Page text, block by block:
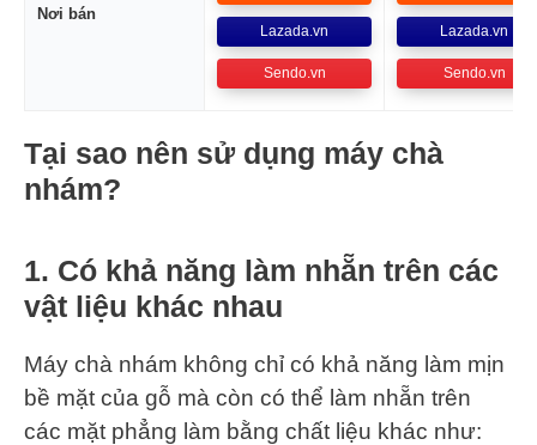
Nơi bán
Lazada.vn
Sendo.vn
Lazada.vn
Sendo.vn
Tại sao nên sử dụng máy chà
nhám?
1. Có khả năng làm nhẵn trên các
vật liệu khác nhau
Máy chà nhám không chỉ có khả năng làm mịn
bề mặt của gỗ mà còn có thể làm nhẵn trên
các mặt phẳng làm bằng chất liệu khác như: